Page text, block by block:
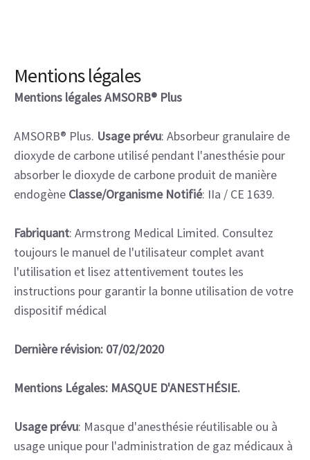
Mentions légales
Mentions légales AMSORB® Plus
AMSORB® Plus. Usage prévu: Absorbeur granulaire de
dioxyde de carbone utilisé pendant l'anesthésie pour
absorber le dioxyde de carbone produit de manière
endogène Classe/Organisme Notifié: IIa / CE 1639.
Fabriquant: Armstrong Medical Limited. Consultez
toujours le manuel de l'utilisateur complet avant
l'utilisation et lisez attentivement toutes les
instructions pour garantir la bonne utilisation de votre
dispositif médical
Dernière révision: 07/02/2020
Mentions Légales: MASQUE D'ANESTHÉSIE.
Usage prévu: Masque d'anesthésie réutilisable ou à
usage unique pour l'administration de gaz médicaux à